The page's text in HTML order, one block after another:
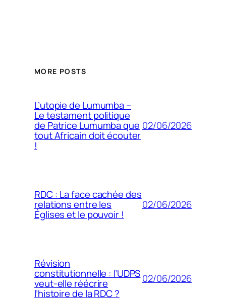
MORE POSTS
L’utopie de Lumumba –
Le testament politique
de Patrice Lumumba que
tout Africain doit écouter
!
02/06/2026
RDC : La face cachée des
relations entre les
Églises et le pouvoir !
02/06/2026
Révision
constitutionnelle : l’UDPS
veut-elle réécrire
l’histoire de la RDC ?
02/06/2026